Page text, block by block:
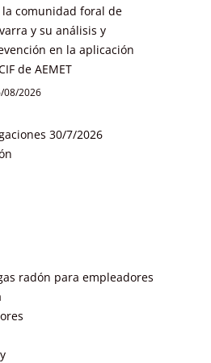
la comunidad foral de
y su análisis y
en la aplicación
de AEMET
08/2026